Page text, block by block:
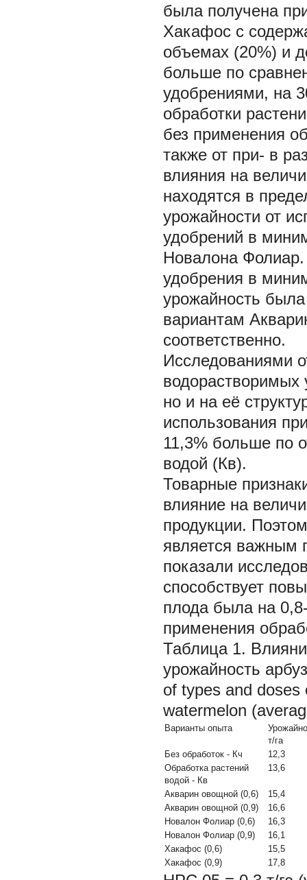
была получена
Хакафос с
объемах (20%) и
больше по
удобрениями, на
обработки
без применения
также от при- в
влияния на
находятся в
урожайности от
удобрений в
Новалона Фолиар.
удобрения в
урожайность
вариантам
соответственно.
Исследованиями
водорастворимых
но и на её
использования
11,3% больше по
водой (Кв).
Товарные
влияние на
продукции.
является важным
показали
способствует
плода была на
применения
Таблица 1.
урожайность
of types and doses
watermelon
Варианты опыта
т/га
Без обработок - Кч
12,3
Обработка растений
водой - Кв
13,6
Акварин овощной (0,6)
15,4
Акварин овощной (0,9)
16,6
Новалон Фолиар (0,6)
16,3
Новалон Фолиар (0,9)
16,1
Хакафос (0,6)
15,5
Хакафос (0,9)
17,8